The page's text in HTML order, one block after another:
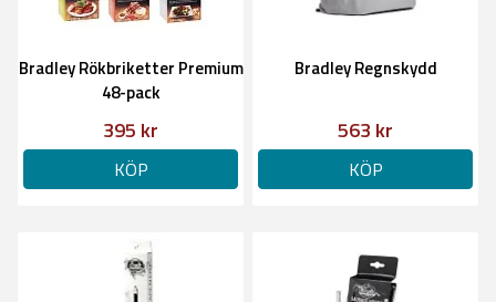
Bradley Rökbriketter Premium
48-pack
395 kr
KÖP
Bradley Regnskydd
563 kr
KÖP